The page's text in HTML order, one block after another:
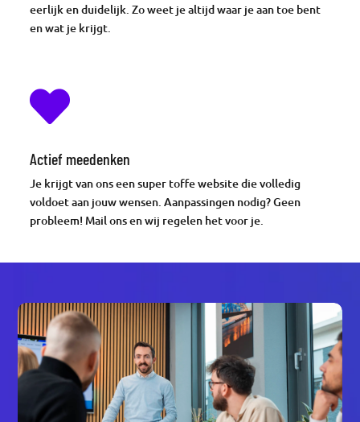
eerlijk en duidelijk. Zo weet je altijd waar je aan toe bent
en wat je krijgt.

Actief meedenken
Je krijgt van ons een super toffe website die volledig
voldoet aan jouw wensen. Aanpassingen nodig? Geen
probleem! Mail ons en wij regelen het voor je.